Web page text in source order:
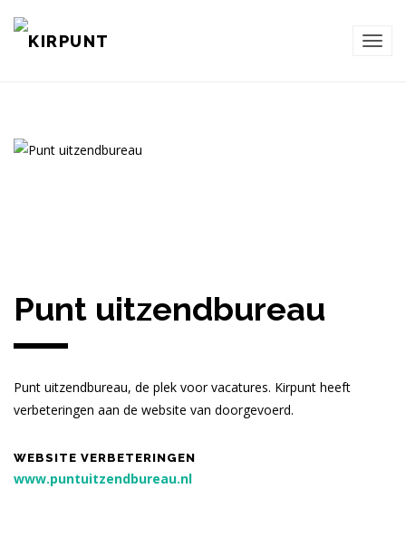
Punt uitzendbureau
Punt uitzendbureau, de plek voor vacatures. Kirpunt heeft
verbeteringen aan de website van doorgevoerd.
WEBSITE VERBETERINGEN
www.puntuitzendbureau.nl